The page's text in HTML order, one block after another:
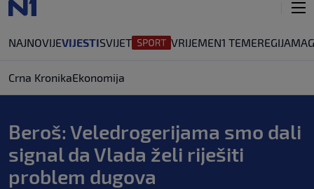
NAJNOVIJEVIJESTISVIJET VRIJEMEN1 TEMEREGIJA
Crna KronikaEkonomija
Beroš: Veledrogerijama smo dali
signal da Vlada želi riješiti
problem dugova